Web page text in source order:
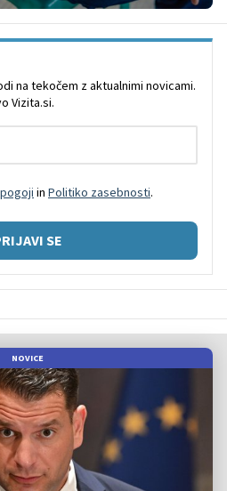
na tekočem z aktualnimi novicami.
Vizita.si.
in Politiko zasebnosti.
SE
NOVICE